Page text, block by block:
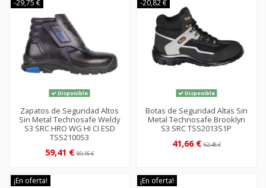
-29,75 €
Disponible
Zapatos de Seguridad Altos
Sin Metal Technosafe Weldy
S3 SRC HRO WG HI CI ESD
TSS2100S3
59,41 €89,16 €
-20,82 €
Disponible
Botas de Seguridad Altas Sin
Metal Technosafe Brooklyn
S3 SRC TSS2013S1P
41,66 €62,48 €
¡En oferta!
¡En oferta!